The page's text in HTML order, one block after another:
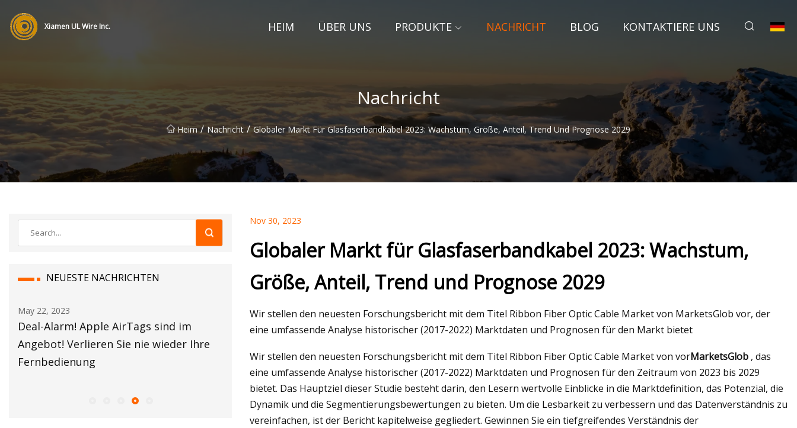
Xiamen UL Wire Inc. HEIM ÜBER UNS PRODUKTE NACHRICHT BLOG KONTAKTIERE UNS
Nachricht
Heim / Nachricht / Globaler Markt Für Glasfaserbandkabel 2023: Wachstum, Größe, Anteil, Trend Und Prognose 2029
NEUESTE NACHRICHTEN
May 24, 2023
45 erschwerende, häufige Probleme,
von denen Sie nicht wussten, dass es
kostengünstige und einfache Lösungen
May 16, 2023
ICC World Test Championship Finale
Nov 30, 2023
Globaler Markt für Glasfaserbandkabel 2023: Wachstum,
Größe, Anteil, Trend und Prognose 2029
Wir stellen den neuesten Forschungsbericht mit dem Titel Ribbon Fiber Optic Cable Market von MarketsGlob vor, der
eine umfassende Analyse historischer (2017-2022) Marktdaten und Prognosen für den Markt bietet
Wir stellen den neuesten Forschungsbericht mit dem Titel Ribbon Fiber Optic Cable Market von vorMarketsGlob , das
eine umfassende Analyse historischer (2017-2022) Marktdaten und Prognosen für den Zeitraum von 2023 bis 2029
bietet. Das Hauptziel dieser Studie besteht darin, den Lesern wertvolle Einblicke in die Marktdefinition, das Potenzial, die
Dynamik und die Segmentierungsbewertungen zu bieten. Um die Lesbarkeit zu verbessern und das Datenverständnis zu
vereinfachen, ist der Bericht kapitelweise gegliedert. Gewinnen Sie ein tiefgreifendes Verständnis der